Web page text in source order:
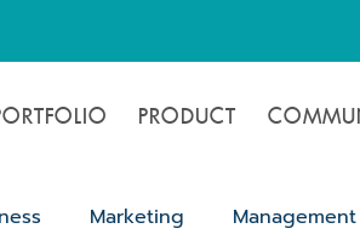
PRODUCT
Marketing Management